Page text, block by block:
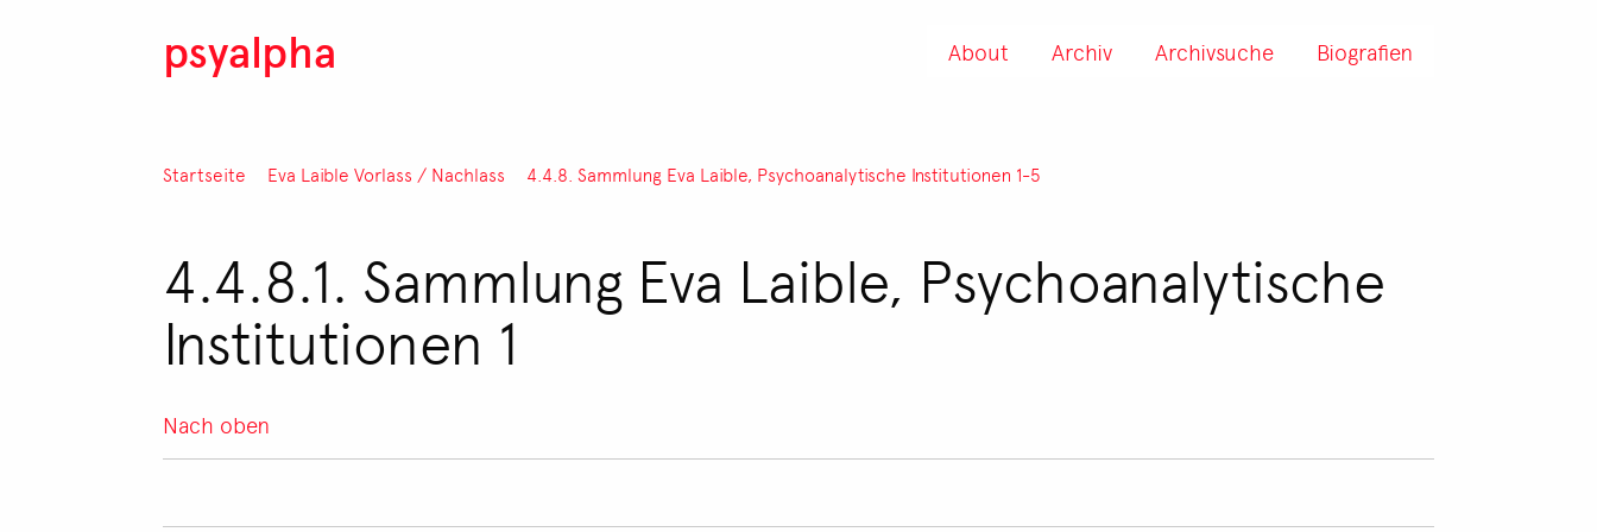
psyalpha About Archiv Archivsuche Biografien
Pfadnavigation
Startseite Eva Laible Vorlass / Nachlass 4.4.8. Sammlung Eva Laible, Psychoanalytische Institutionen 1-5
4.4.8.1. Sammlung Eva Laible, Psychoanalytische
Institutionen 1
Nach oben